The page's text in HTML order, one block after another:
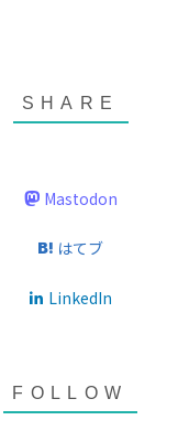
Mastodon
はてブ
LinkedIn